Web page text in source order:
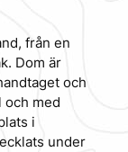
från en
Dom är
och
med
i
under